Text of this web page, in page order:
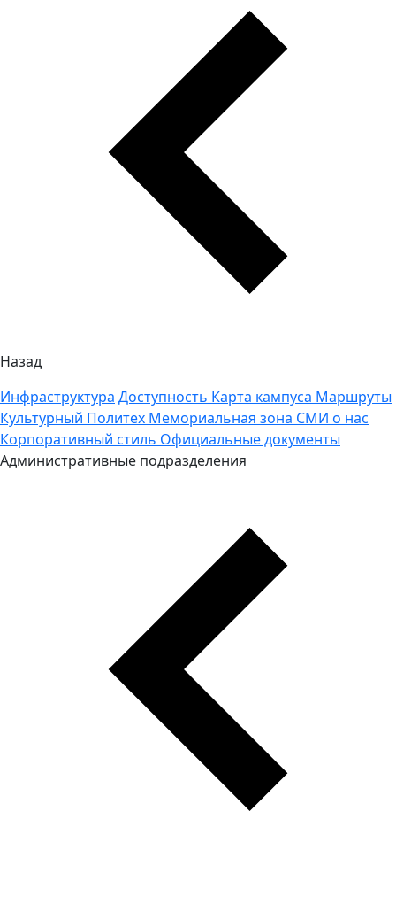
Назад
Инфраструктура Доступность Карта кампуса Маршруты
Культурный Политех Мемориальная зона СМИ о нас
Корпоративный стиль Официальные документы
Административные подразделения